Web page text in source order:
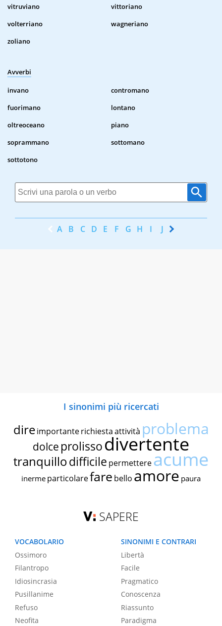
vitruviano
vittoriano
volterriano
wagneriano
zoliano
Avverbi
invano
contromano
fuorimano
lontano
oltreoceano
piano
soprammano
sottomano
sottotono
A B C D E F G H I J K
I sinonimi più ricercati
dire importante richiestaattività problema
dolce prolissodivertente
tranquillodifficile permettereacume
inerme particolarefare bello amore paura
SAPERE
VOCABOLARIO
Ossimoro
Filantropo
Idiosincrasia
Pusillanime
Refuso
Neofita
SINONIMI E CONTRARI
Libertà
Facile
Pragmatico
Conoscenza
Riassunto
Paradigma